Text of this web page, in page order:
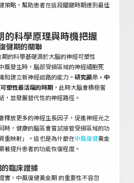
策略，幫助患者在這段關鍵時期達到最佳
的科學原理與時機把握
健期的關聯
期的科學基礎源於大腦的神經可塑性
風發生時，腦部受損區域的神經細胞死
和建立新神經迴路的能力。 研究顯示，中
塑性最活躍的時期 ，此時大腦會積極嘗
，並發展替代性的神經路徑。
釋放更多的神經生長因子，促進神經元之
時，健康的腦區會嘗試接管受損區域的功
重映射」。這也是為什麼在中風復健黃金
著提升患者的功能恢復程度。
臨床證據
實，中風復健黃金期 的重要性不容忽